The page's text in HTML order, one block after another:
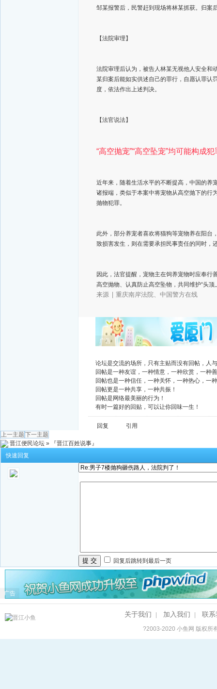
邹某报警后，民警赶到现场将林某抓获。归案
【法院审理】
法院审理后认为，被告人林某无视他人安全和
某归案后能如实供述自己的罪行，自愿认罪认
度，依法作出上述判决。
【法官说法】
“高空抛宠”“高空坠宠”均可能构成犯
近年来，随着生活水平的不断提高，中国的养
诸报端，类似于本案中将宠物从高空抛下的行
抛物犯罪。
此外，部分养宠者喜欢将猫狗等宠物养在阳台
致损害发生，则在需要承担民事责任的同时，
因此，法官提醒，宠物主在饲养宠物时应奉
高空抛物、认真防止高空坠物，共同维护“头顶
来源 | 重庆南岸法院、中国警方在线
广告
论坛是交流的场所，只有主贴而没有回帖，人
回帖是一种友谊，一种情意，一种欣赏，一种
回帖也是一种信任，一种关怀，一种热心，一
回帖更是一种共享，一种共振！
回帖是网络最美丽的行为！
有时一篇好的回贴，可以让你回味一生！
回复
引用
上一主题 下一主题
晋江便民论坛 »
『晋江百姓说事』
快速回复
提 交 回复后跳转到最后一页
广告
关于我们 加入我们 联系
?2003-2020小鱼网 版权所